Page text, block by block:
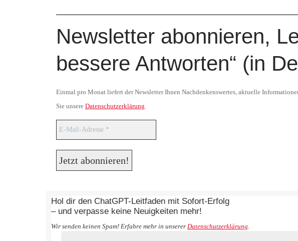
Newsletter abonnieren,
bessere Antworten“ (in
Einmal pro Monat liefert der Newsletter Ihnen Nachdenkenswertes, aktuelle
Sie unsere Datenschutzerklärung
Hol dir den ChatGPT-Leitfaden mit Sofort-Erfolg
– und verpasse keine Neuigkeiten mehr!
Wir senden keinen Spam! Erfahre mehr in unserer Datenschutzerklärung